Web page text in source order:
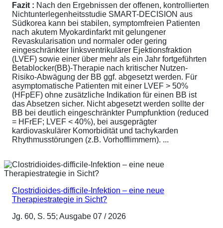
Fazit : Nach den Ergebnissen der offenen, kontrollierten
Nichtunterlegenheitsstudie SMART-DECISION aus
Südkorea kann bei stabilen, symptomfreien Patienten
nach akutem Myokardinfarkt mit gelungener
Revaskularisation und normaler oder gering
eingeschränkter linksventrikulärer Ejektionsfraktion
(LVEF) sowie einer über mehr als ein Jahr fortgeführten
Betablocker(BB)-Therapie nach kritischer Nutzen-
Risiko-Abwägung der BB ggf. abgesetzt werden. Für
asymptomatische Patienten mit einer LVEF > 50%
(HFpEF) ohne zusätzliche Indikation für einen BB ist
das Absetzen sicher. Nicht abgesetzt werden sollte der
BB bei deutlich eingeschränkter Pumpfunktion (reduced
= HFrEF; LVEF < 40%), bei ausgeprägter
kardiovaskulärer Komorbidität und tachykarden
Rhythmusstörungen (z.B. Vorhofflimmern). ...
Clostridioides-difficile-Infektion – eine neue
Therapiestrategie in Sicht?
Jg. 60, S. 55; Ausgabe 07 / 2026